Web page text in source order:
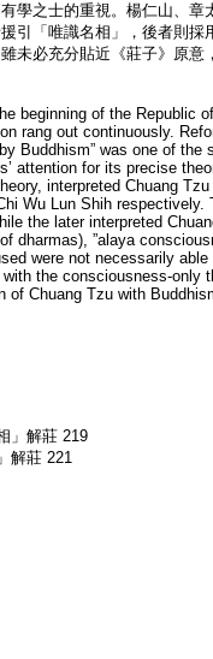
學之士的重視。楊仁山、
引「唯識名相」，後者則
未必充分貼近《莊子》原
beginning of the Republic
rang out continuously.
Buddhism” was one of
attention for its precise
interpreted Chuang
Wu Lun Shih
the later interpreted
dharmas), ”alaya
were not necessarily
the consciousness-only
of Chuang Tzu with
」解莊 219
解莊 221